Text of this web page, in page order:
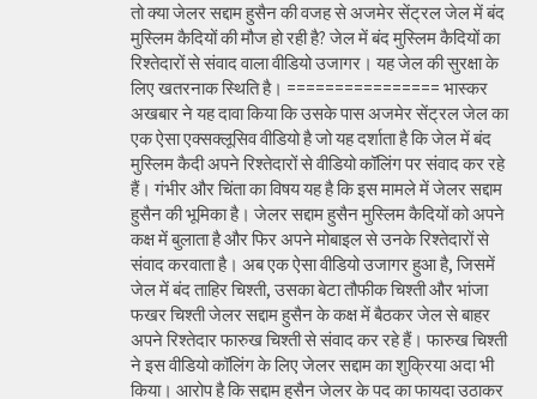
तो क्या जेलर सद्दाम हुसैन की वजह से अजमेर सेंट्रल जेल में बंद
मुस्लिम कैदियों की मौज हो रही है? जेल में बंद मुस्लिम कैदियों का
रिश्तेदारों से संवाद वाला वीडियो उजागर। यह जेल की सुरक्षा के
लिए खतरनाक स्थिति है। ================ भास्कर
अखबार ने यह दावा किया कि उसके पास अजमेर सेंट्रल जेल का
एक ऐसा एक्सक्लूसिव वीडियो है जो यह दर्शाता है कि जेल में बंद
मुस्लिम कैदी अपने रिश्तेदारों से वीडियो कॉलिंग पर संवाद कर रहे
हैं। गंभीर और चिंता का विषय यह है कि इस मामले में जेलर सद्दाम
हुसैन की भूमिका है। जेलर सद्दाम हुसैन मुस्लिम कैदियों को अपने
कक्ष में बुलाता है और फिर अपने मोबाइल से उनके रिश्तेदारों से
संवाद करवाता है। अब एक ऐसा वीडियो उजागर हुआ है, जिसमें
जेल में बंद ताहिर चिश्ती, उसका बेटा तौफीक चिश्ती और भांजा
फखर चिश्ती जेलर सद्दाम हुसैन के कक्ष में बैठकर जेल से बाहर
अपने रिश्तेदार फारुख चिश्ती से संवाद कर रहे हैं। फारुख चिश्ती
ने इस वीडियो कॉलिंग के लिए जेलर सद्दाम का शुक्रिया अदा भी
किया। आरोप है कि सद्दाम हुसैन जेलर के पद का फायदा उठाकर